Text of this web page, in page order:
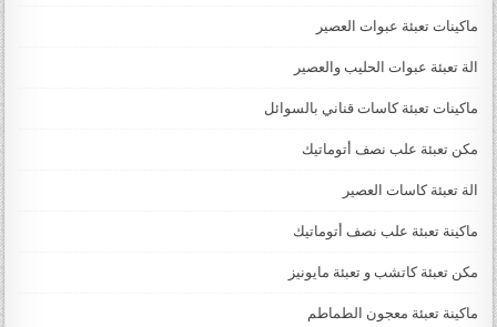
ماكينات تعبئة عبوات العصير
الة تعبئة عبوات الحليب والعصير
ماكينات تعبئة كاسات قناني بالسوائل
مكن تعبئة علب نصف أتوماتيك
الة تعبئة كاسات العصير
ماكينة تعبئة علب نصف أتوماتيك
مكن تعبئة كاتشب و تعبئة مايونيز
ماكينة تعبئة معجون الطماطم